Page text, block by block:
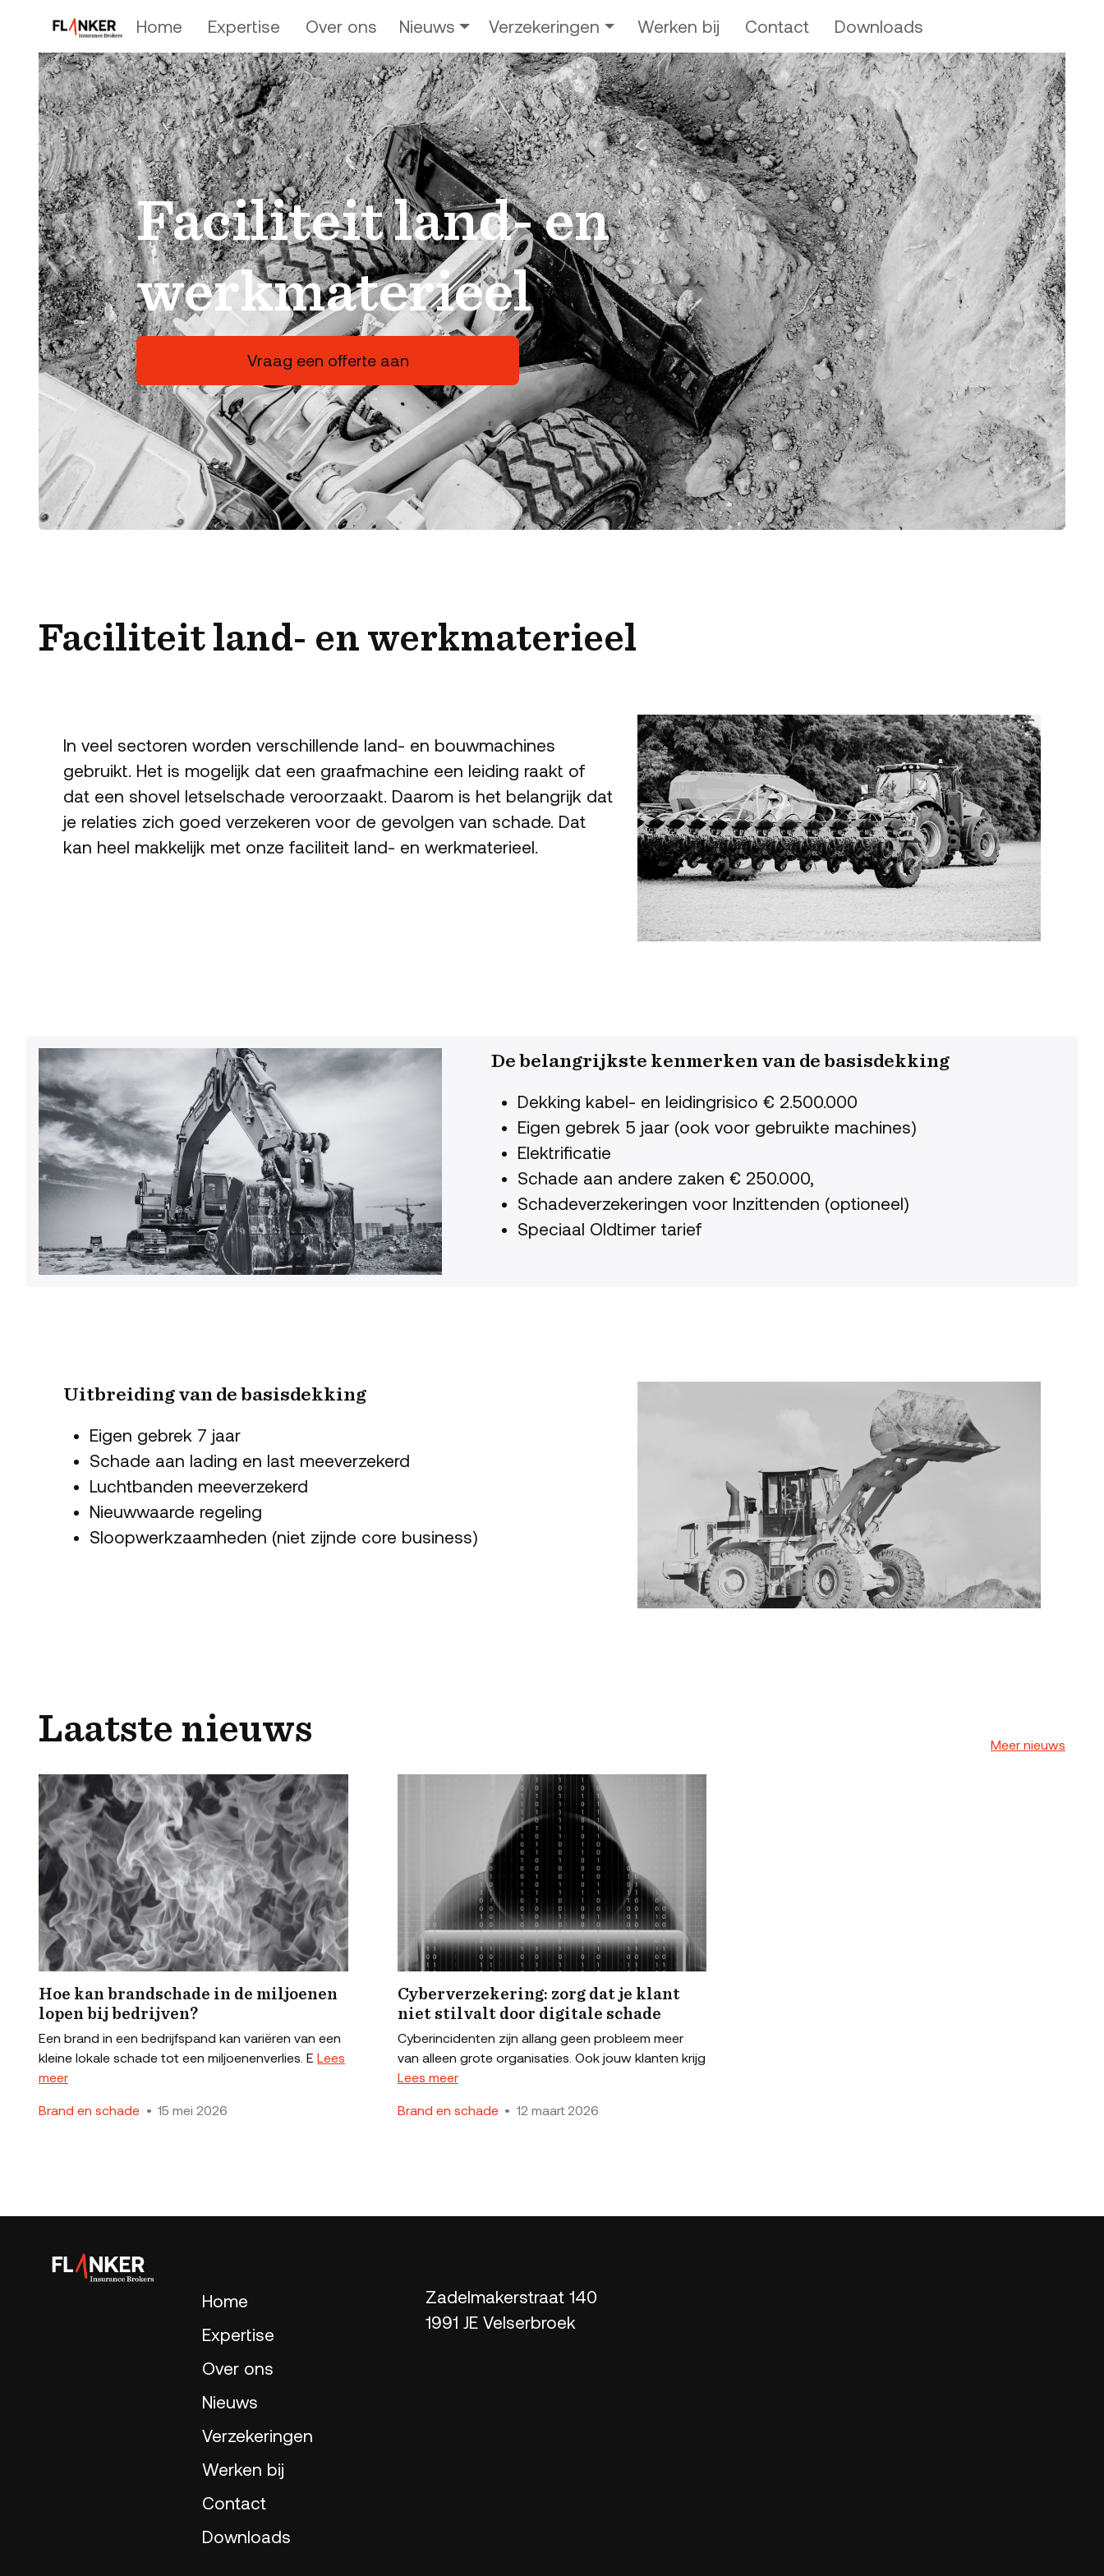
Home Expertise Over ons Nieuws Verzekeringen Werken bij Contact Downloads
Faciliteit land- en
werkmaterieel
Vraag een offerte aan
Faciliteit land- en werkmaterieel
In veel sectoren worden verschillende land- en bouwmachines
gebruikt. Het is mogelijk dat een graafmachine een leiding raakt of
dat een shovel letselschade veroorzaakt. Daarom is het belangrijk dat
je relaties zich goed verzekeren voor de gevolgen van schade. Dat
kan heel makkelijk met onze faciliteit land- en werkmaterieel.
De belangrijkste kenmerken van de basisdekking
Dekking kabel- en leidingrisico € 2.500.000
Eigen gebrek 5 jaar (ook voor gebruikte machines)
Elektrificatie
Schade aan andere zaken € 250.000,
Schadeverzekeringen voor Inzittenden (optioneel)
Speciaal Oldtimer tarief
Uitbreiding van de basisdekking
Eigen gebrek 7 jaar
Schade aan lading en last meeverzekerd
Luchtbanden meeverzekerd
Nieuwwaarde regeling
Sloopwerkzaamheden (niet zijnde core business)
Laatste nieuws Meer nieuws
Hoe kan brandschade in de miljoenen
lopen bij bedrijven?
Een brand in een bedrijfspand kan variëren van een
kleine lokale schade tot een miljoenenverlies. E Lees
meer
Brand en schade • 15 mei 2026
Cyberverzekering: zorg dat je klant
niet stilvalt door digitale schade
Cyberincidenten zijn allang geen probleem meer
van alleen grote organisaties. Ook jouw klanten krijg
Lees meer
Brand en schade • 12 maart 2026
Home
Expertise
Over ons
Nieuws
Verzekeringen
Werken bij
Contact
Downloads
Zadelmakerstraat 140
1991 JE Velserbroek